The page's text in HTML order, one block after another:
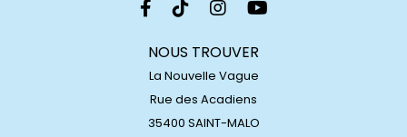
NOUS TROUVER
La Nouvelle Vague
Rue des Acadiens
35400 SAINT-MALO